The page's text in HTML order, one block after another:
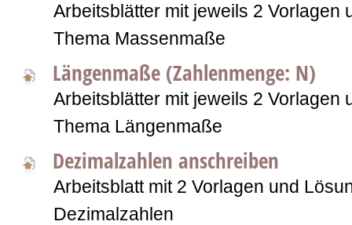
Arbeitsblätter mit jeweils 2 Vorlagen
Thema Massenmaße
Längenmaße (Zahlenmenge: N)
Arbeitsblätter mit jeweils 2 Vorlagen
Thema Längenmaße
Dezimalzahlen anschreiben
Arbeitsblatt mit 2 Vorlagen und
Dezimalzahlen